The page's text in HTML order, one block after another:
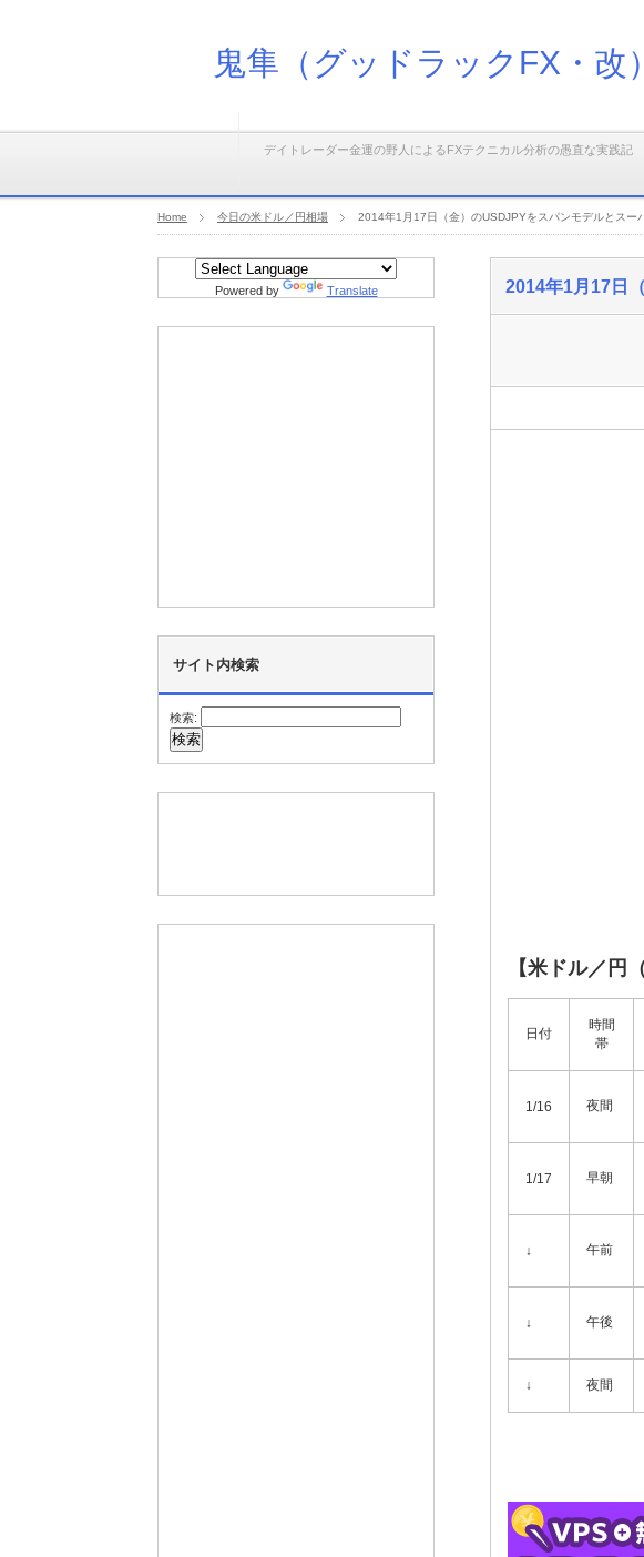
鬼隼（グッドラックFX・改）
デイトレーダー金運の野人によるFXテクニカル分析の愚直な実践記
Home 今日の米ドル／円相場 2014年1月17日（金）のUSDJPYをスパンモデルとスー
2014年1月17日
【米ドル／円
日付
時間
帯
1/16 夜間
1/17 早朝
↓ 午前
↓ 午後
↓ 夜間
Powered by Translate
サイト内検索
検索: